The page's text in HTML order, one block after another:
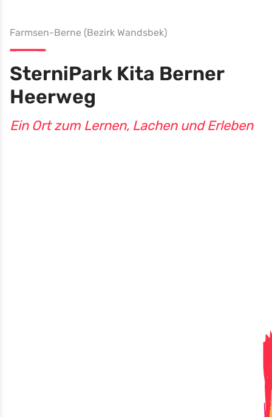
Farmsen-Berne (Bezirk Wandsbek)
SterniPark Kita Berner
Heerweg
Ein Ort zum Lernen, Lachen und Erleben